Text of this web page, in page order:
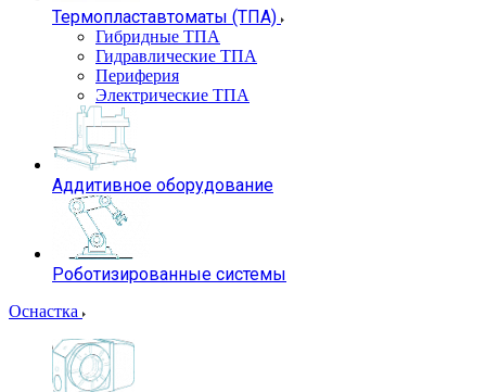
Термопластавтоматы (ТПА)
Гибридные ТПА
Гидравлические ТПА
Периферия
Электрические ТПА
Аддитивное оборудование
Роботизированные системы
Оснастка